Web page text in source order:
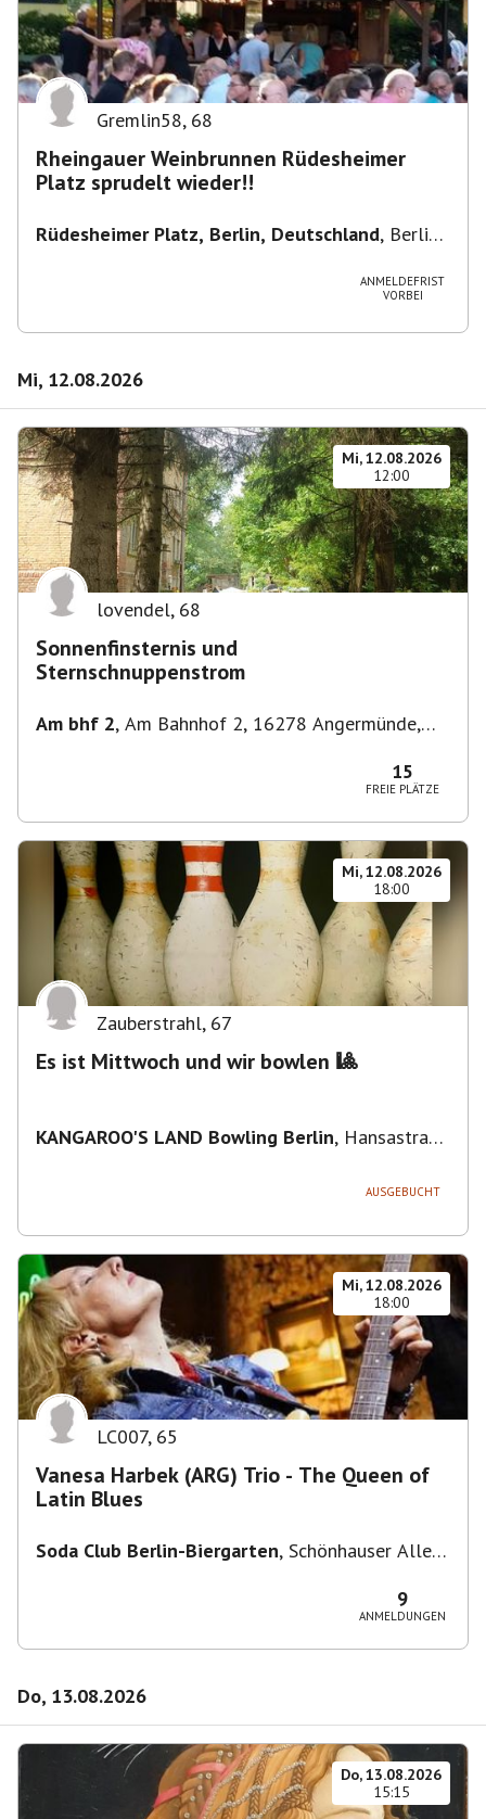
Gremlin58, 68
Rheingauer Weinbrunnen Rüdesheimer
Platz sprudelt wieder!!
Rüdesheimer Platz, Berlin, Deutschland, Berlin-
ANMELDEFRIST
VORBEI
Mi, 12.08.2026
Mi, 12.08.2026
12:00
lovendel, 68
Sonnenfinsternis und
Sternschnuppenstrom
Am bhf 2, Am Bahnhof 2, 16278 Angermünde,
15
FREIE PLÄTZE
Mi, 12.08.2026
18:00
Zauberstrahl, 67
Es ist Mittwoch und wir bowlen 🎱
KANGAROO'S LAND Bowling Berlin, Hansastraße
AUSGEBUCHT
Mi, 12.08.2026
18:00
LC007, 65
Vanesa Harbek (ARG) Trio - The Queen of
Latin Blues
Soda Club Berlin-Biergarten, Schönhauser Allee
9
ANMELDUNGEN
Do, 13.08.2026
Do, 13.08.2026
15:15